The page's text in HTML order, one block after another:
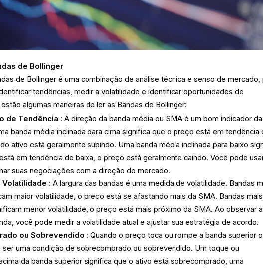
de Bollinger
de Bollinger é uma combinação de análise técnica e senso de mercado,
tendências, medir a volatilidade e identificar oportunidades de
algumas maneiras de ler as Bandas de Bollinger:
de Tendência : A direção da banda média ou SMA é um bom indicador da
banda média inclinada para cima significa que o preço está em tendência
ativo está geralmente subindo. Uma banda média inclinada para baixo
em tendência de baixa, o preço está geralmente caindo. Você pode
suas negociações com a direção do mercado.
Volatilidade : A largura das bandas é uma medida de volatilidade. Bandas
maior volatilidade, o preço está se afastando mais da SMA. Bandas mais
menor volatilidade, o preço está mais próximo da SMA. Ao observar a
você pode medir a volatilidade atual e ajustar sua estratégia de acordo.
ou Sobrevendido : Quando o preço toca ou rompe a banda superior
ser uma condição de sobrecomprado ou sobrevendido. Um toque ou
da banda superior significa que o ativo está sobrecomprado, uma